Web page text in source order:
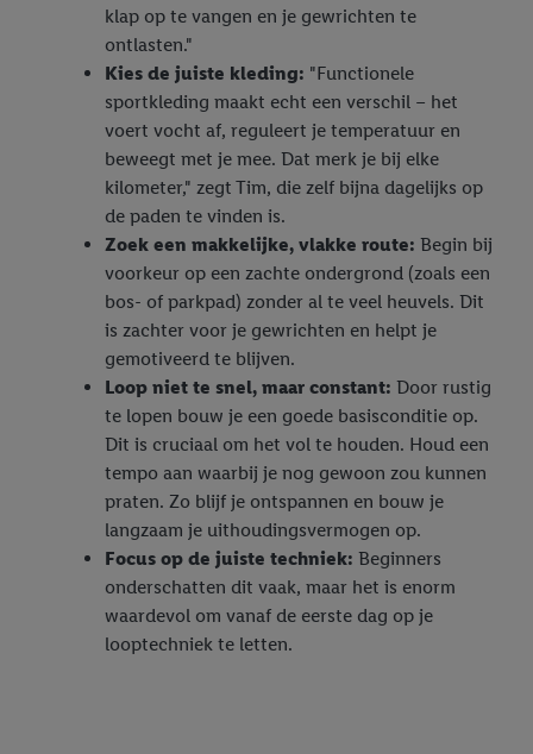
klap op te vangen en je gewrichten te
ontlasten."
Kies de juiste kleding: "Functionele
sportkleding maakt echt een verschil – het
voert vocht af, reguleert je temperatuur en
beweegt met je mee. Dat merk je bij elke
kilometer," zegt Tim, die zelf bijna dagelijks op
de paden te vinden is.
Zoek een makkelijke, vlakke route: Begin bij
voorkeur op een zachte ondergrond (zoals een
bos- of parkpad) zonder al te veel heuvels. Dit
is zachter voor je gewrichten en helpt je
gemotiveerd te blijven.
Loop niet te snel, maar constant: Door rustig
te lopen bouw je een goede basisconditie op.
Dit is cruciaal om het vol te houden. Houd een
tempo aan waarbij je nog gewoon zou kunnen
praten. Zo blijf je ontspannen en bouw je
langzaam je uithoudingsvermogen op.
Focus op de juiste techniek: Beginners
onderschatten dit vaak, maar het is enorm
waardevol om vanaf de eerste dag op je
looptechniek te letten.